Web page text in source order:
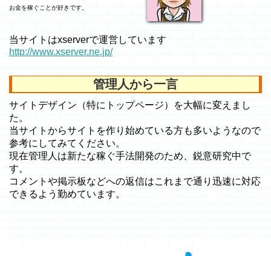
お金を稼ぐことが好きです。
当サイトはxserverで運営しています
http://www.xserver.ne.jp/
管理人から一言
サイトデザイン（特にトップページ）を大幅に変えまし
た。
当サイトからサイトを作り始めている方も多いようなので
参考にしてみてください。
現在管理人は新たな稼ぐ手法開発のため、鋭意研究中で
す。
コメントや掲示板などへの返信はこれまで通り迅速に対応
できるよう勤めています。